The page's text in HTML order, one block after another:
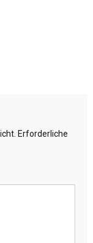
Erforderliche